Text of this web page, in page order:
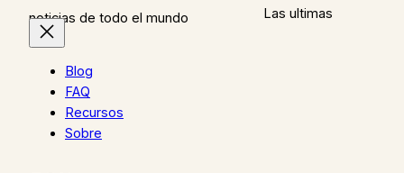
Las ultimas
noticias de todo el mundo
Blog
FAQ
Recursos
Sobre